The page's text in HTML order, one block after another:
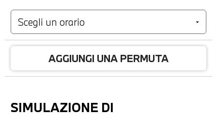
AGGIUNGI UNA PERMUTA
SIMULAZIONE DI